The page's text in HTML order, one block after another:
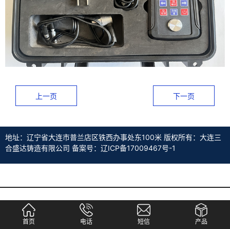
上一页 下一页
地址：辽宁省大连市普兰店区铁西办事处东100米 版权所有：大连三
合盛达铸造有限公司 备案号：辽ICP备17009467号-1
首页 电话 短信 产品